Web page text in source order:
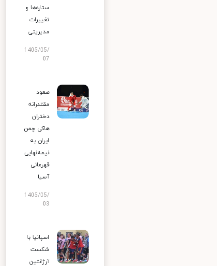
ستاره‌ها و
تغییرات
مدیریتی
1405/05/
07
صعود
مقتدرانه
دختران
هاکی چمن
ایران به
نیمه‌نهایی
قهرمانی
آسیا
1405/05/
03
اسپانیا با
شکست
آرژانتین